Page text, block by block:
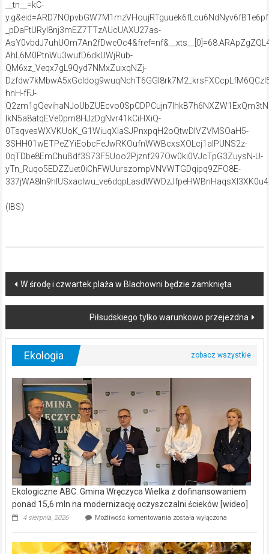
__tn__=kC-
_pDaFtURyl8nj3mEZ7TTzAUcUAXU27as-
AhL6M0PtnWu3wufD6dkUWjRub-
QM6xz_Veqx7gL9Qyd7NMxZuixqNZj-
hnH-fFJ-
lkN5a8atqEVe0pm8HJzDgNvr41kCiHXiQ-
0TsqvesWXVKUoK_G1WiuqXlaSJPnxpqH2oQtwDIVZVMSOaH5-
3SHH01wETPeZYiEobcFeJwRKOufnWWBcxsXOLcj1aIPUNS2z-
0qTDbe8EmChuBdf3S73F5Uoo2Pjznf297Ow0ki0VJcTpG3ZuysN-U-
yTn_Ruqo5EDZZuet0iChFWUurszompVNVWTGDqipq9ZFO8E-
(IBS)
Post
navigation
W środę i czwartek plaża w Blachowni będzie zamknięta
Piłsudskiego tylko warunkowo przejezdna
Ekologia
Ekologiczne ABC. Gmina Wręczyca Wielka z dofinansowaniem
ponad 15,6 mln na modernizację oczyszczalni ścieków [wideo]
4 sierpnia, 2026 Możliwość komentowania Ekologiczne
Wręczyca
została wyłączona